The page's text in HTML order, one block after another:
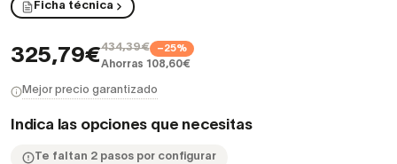
Ficha técnica
325,79€434,39€ −25%
Ahorras 108,60€
Mejor precio garantizado
Indica las opciones que necesitas
Te faltan 2 pasos por configurar